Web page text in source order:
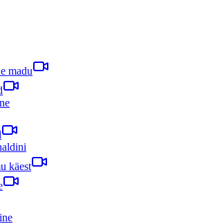
madu
käest